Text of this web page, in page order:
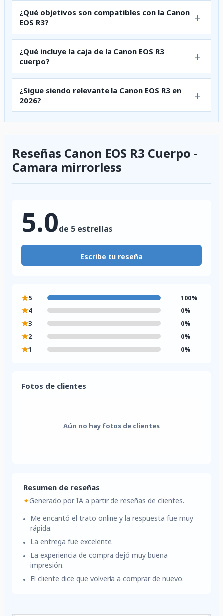
¿Qué objetivos son compatibles con la Canon
EOS R3?
¿Qué incluye la caja de la Canon EOS R3
cuerpo?
¿Sigue siendo relevante la Canon EOS R3 en
2026?
Reseñas Canon EOS R3 Cuerpo -
Camara mirrorless
5.0de 5 estrellas
Escribe tu reseña
★5 100%
★4 0%
★3 0%
★2 0%
★1 0%
Fotos de clientes
Aún no hay fotos de clientes
Resumen de reseñas
✦Generado por IA a partir de reseñas de clientes.
Me encantó el trato online y la respuesta fue muy
rápida.
La entrega fue excelente.
La experiencia de compra dejó muy buena
impresión.
El cliente dice que volvería a comprar de nuevo.